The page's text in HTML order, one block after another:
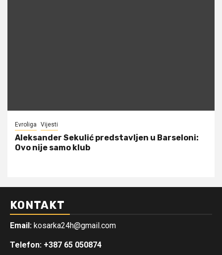
Evroliga Vijesti
Aleksander Sekulić predstavljen u Barseloni:
Ovo nije samo klub
KONTAKT
Email: kosarka24h@gmail.com
Telefon: +387 65 050874